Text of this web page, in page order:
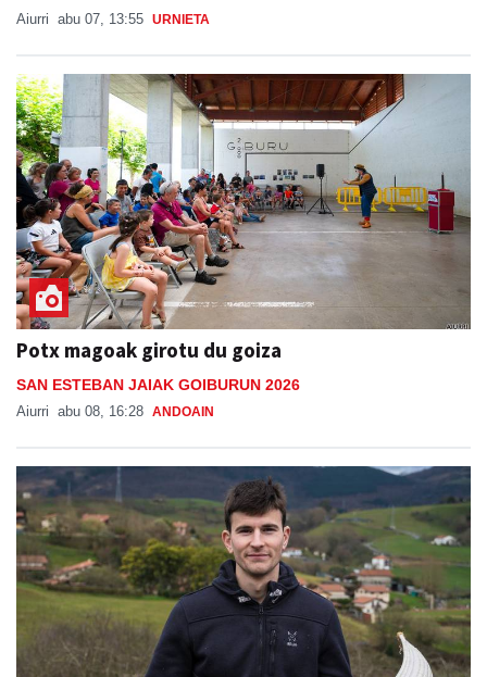
Aiurri abu 07, 13:55 URNIETA
Potx magoak girotu du goiza
SAN ESTEBAN JAIAK GOIBURUN 2026
Aiurri abu 08, 16:28 ANDOAIN